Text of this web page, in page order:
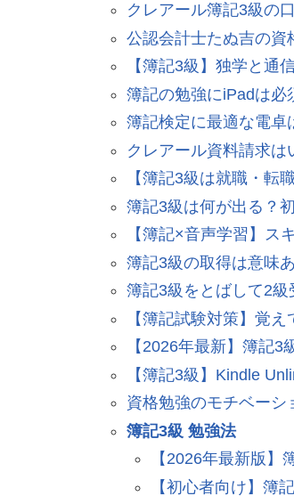
クレアール簿記3級の
公認会計士たぬ吉の資
【簿記3級】独学と通
簿記の勉強にiPadは必
簿記検定に最適な電卓
クレアール資料請求
【簿記3級は就職・転
簿記3級は何が出る？
【簿記×音声学習】ス
簿記3級の取得は意味
簿記3級をとばして2
【簿記試験対策】覚
【2026年最新】簿記
【簿記3級】Kindle
資格勉強のモチベーシ
簿記3級 勉強法
【2026年最新版
【初心者向け】簿